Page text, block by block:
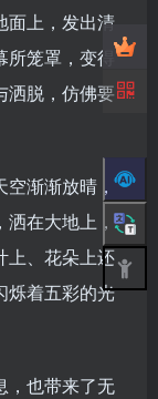
面上，发出清
笼罩，变得
洒脱，仿佛要
空渐渐放晴，
洒在大地上，
上、花朵上还
烁着五彩的光
，也带来了无